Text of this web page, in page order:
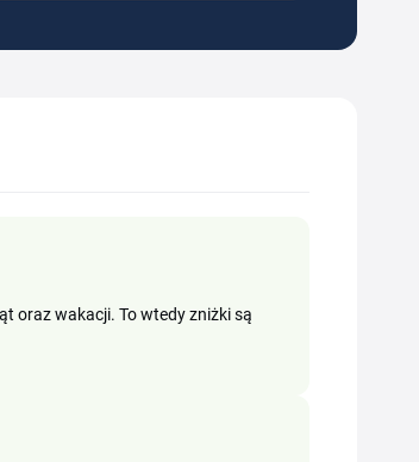
oraz wakacji. To wtedy zniżki są